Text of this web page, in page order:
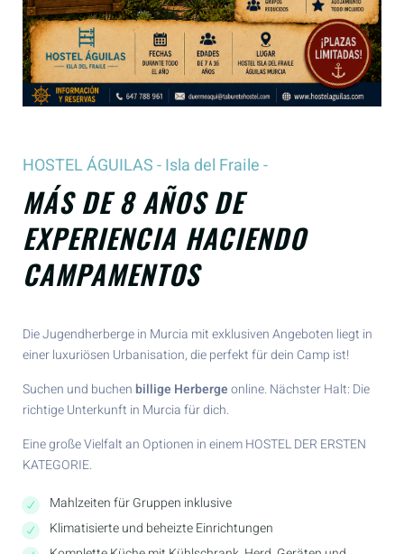
HOSTEL ÁGUILAS - Isla del Fraile -
MÁS DE 8 AÑOS DE
EXPERIENCIA HACIENDO
CAMPAMENTOS
Die Jugendherberge in Murcia mit exklusiven Angeboten liegt in
einer luxuriösen Urbanisation, die perfekt für dein Camp ist!
Suchen und buchenbillige Herbergeonline. Nächster Halt: Die
richtige Unterkunft in Murcia für dich.
Eine große Vielfalt an Optionen in einem HOSTEL DER ERSTEN
KATEGORIE.
Mahlzeiten für Gruppen inklusive
Klimatisierte und beheizte Einrichtungen